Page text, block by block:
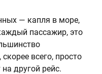
— капля в море,
пассажир, это
всего, просто
другой рейс.